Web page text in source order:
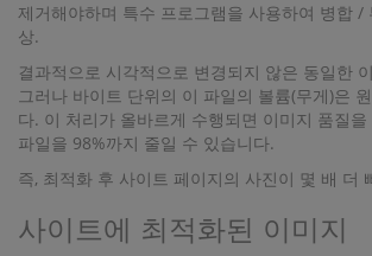
제거해야하며 특수 프로그램을 사용하여 병합 /
상.
결과적으로 시각적으로 변경되지 않은 동일한
그러나 바이트 단위의 이 파일의 볼륨(무게)은
다. 이 처리가 올바르게 수행되면 이미지 품질
파일을 98%까지 줄일 수 있습니다.
즉, 최적화 후 사이트 페이지의 사진이 몇 배 더
사이트에 최적화된 이미지